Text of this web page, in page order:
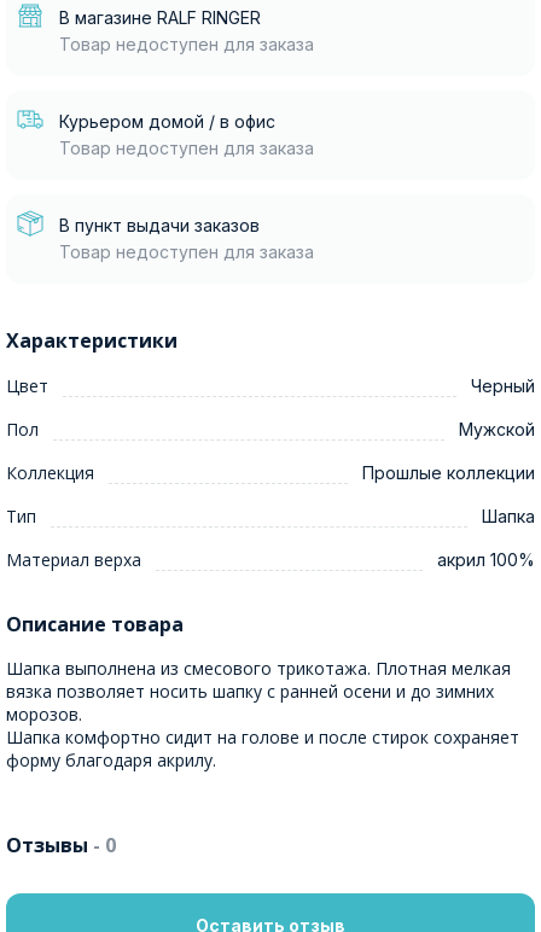
В магазине RALF RINGER
Товар недоступен для заказа
Курьером домой / в офис
Товар недоступен для заказа
В пункт выдачи заказов
Товар недоступен для заказа
Характеристики
Цвет Черный
Пол Мужской
Коллекция Прошлые коллекции
Тип Шапка
Материал верха акрил 100%
Описание товара
Шапка выполнена из смесового трикотажа. Плотная мелкая
вязка позволяет носить шапку с ранней осени и до зимних
морозов.
Шапка комфортно сидит на голове и после стирок сохраняет
форму благодаря акрилу.
Отзывы - 0
Оставить отзыв